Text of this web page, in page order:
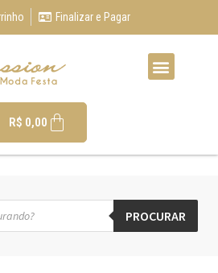
Finalizar e Pagar
R$ 0,00
PROCURAR